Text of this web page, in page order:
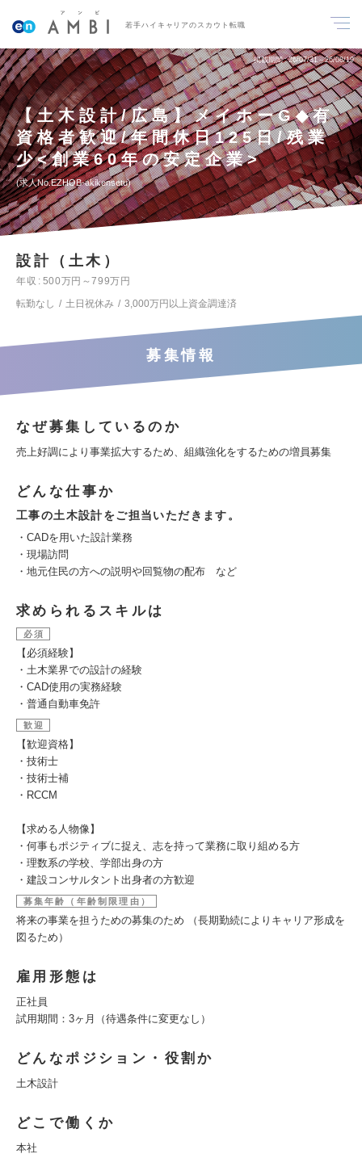
若手ハイキャリアのスカウト転職
掲載期間 26/07/31～26/08/19
【土木設計/広島】メイホーG◆有
資格者歓迎/年間休日125日/残業
少<創業60年の安定企業>
求人No.EZHOB-akikensetu
設計（土木）
年収
500万円～799万円
転勤なし
土日祝休み 3,000万円以上資金調達済
募集情報
なぜ募集しているのか
売上好調により事業拡大するため、組織強化をするための増員募集
どんな仕事か
工事の土木設計をご担当いただきます。
・CADを用いた設計業務
・現場訪問
・地元住民の方への説明や回覧物の配布 など
求められるスキルは
必須
【必須経験】
・土木業界での設計の経験
・CAD使用の実務経験
・普通自動車免許
歓迎
【歓迎資格】
・技術士
・技術士補
・RCCM
【求める人物像】
・何事もポジティブに捉え、志を持って業務に取り組める方
・理数系の学校、学部出身の方
・建設コンサルタント出身者の方歓迎
募集年齢（年齢制限理由）
将来の事業を担うための募集のため （長期勤続によりキャリア形成を
図るため）
雇用形態は
正社員
試用期間：3ヶ月（待遇条件に変更なし）
どんなポジション・役割か
土木設計
どこで働くか
本社